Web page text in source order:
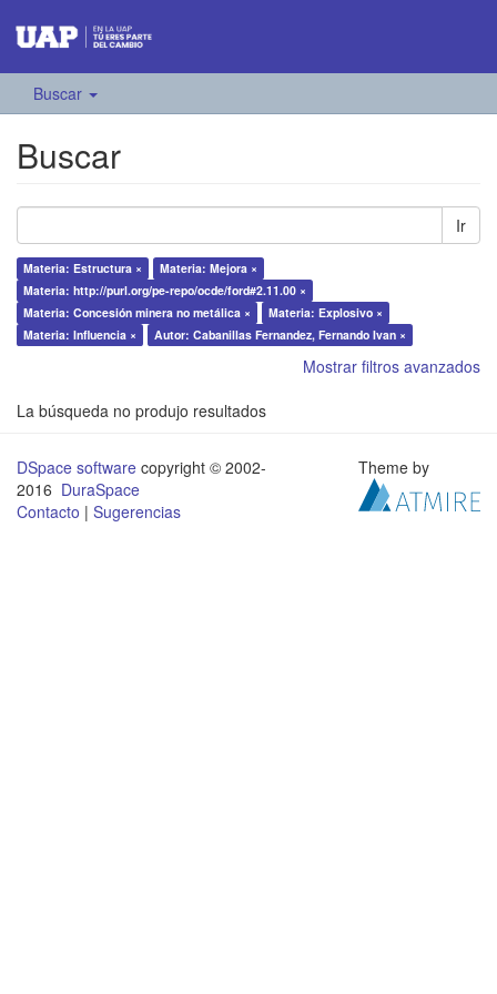
Buscar
Buscar
Ir
Materia: Estructura ×
Materia: Mejora ×
Materia: http://purl.org/pe-repo/ocde/ford#2.11.00 ×
Materia: Concesión minera no metálica ×
Materia: Explosivo ×
Materia: Influencia ×
Autor: Cabanillas Fernandez, Fernando Ivan ×
Mostrar filtros avanzados
La búsqueda no produjo resultados
DSpace software copyright © 2002-
2016 DuraSpace
Contacto | Sugerencias
Theme by